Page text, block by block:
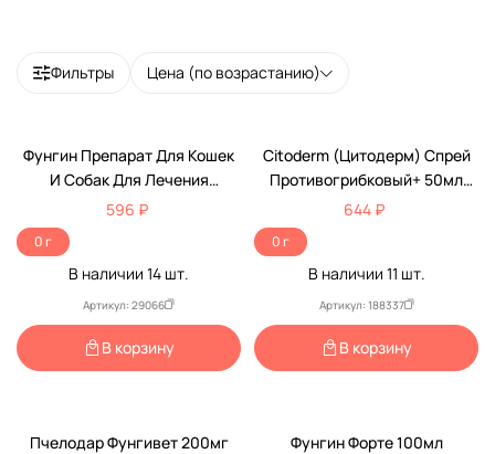
Фильтры Цена (по возрастанию)
По Рецепту
Фунгин Препарат Для Кошек
И Собак Для Лечения
Стригущего Лишая И
Грибковых Заболеваний
Спрей 30мл Apicenna
(Апиценна)
596 ₽
0 г
В наличии 14 шт.
Артикул: 29066
В корзину
Citoderm (Цитодерм) Спрей
Противогрибковый+ 50мл
D116
644 ₽
0 г
В наличии 11 шт.
Артикул: 188337
В корзину
Пчелодар Фунгивет 200мг
По Рецепту
Доставка в пункт выдачи.
Фунгин Форте 100мл